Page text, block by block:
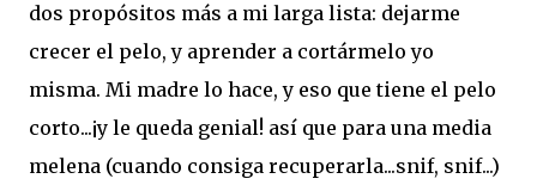
dos propósitos más a mi larga lista: dejarme
crecer el pelo, y aprender a cortármelo yo
misma. Mi madre lo hace, y eso que tiene el pelo
corto...¡y le queda genial! así que para una media
melena (cuando consiga recuperarla...snif, snif...)